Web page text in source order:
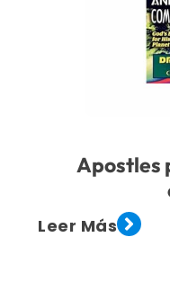
Apostles
Leer Más